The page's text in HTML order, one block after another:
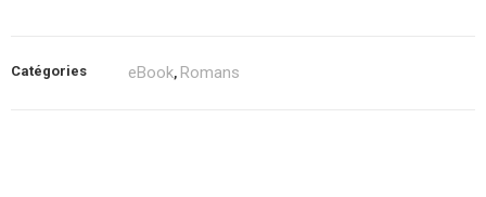
Catégories eBook, Romans